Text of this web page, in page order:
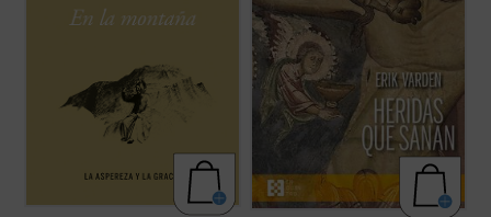
cisterciense, este libro nos invita a
contemplar ...